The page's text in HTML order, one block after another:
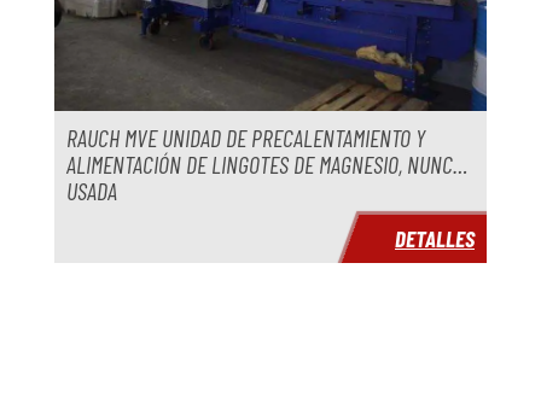
RAUCH MVE UNIDAD DE PRECALENTAMIENTO Y
ALIMENTACIÓN DE LINGOTES DE MAGNESIO, NUNCA
USADA
DETALLES